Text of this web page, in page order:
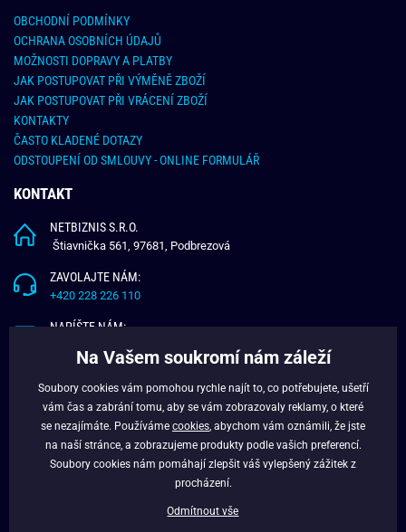
OBCHODNÍ PODMÍNKY
OCHRANA OSOBNÍCH ÚDAJŮ
MOŽNOSTI DOPRAVY A PLATBY
JAK POSTUPOVAT PŘI VÝMĚNĚ ZBOŽÍ
JAK POSTUPOVAT PŘI VRÁCENÍ ZBOŽÍ
KONTAKTY
ČASTO KLADENÉ DOTAZY
ODSTOUPENÍ OD SMLOUVY - ONLINE FORMULÁŘ
KONTAKT
NETBIZNIS S.R.O.
Štiavnička 561, 97681, Podbrezová
ZAVOLAJTE NÁM:
+420 228 226 110
NAPÍŠTE NÁM:
O NÁS
VĚRNOSTNÍ PROGRAM
Na Vašem soukromí nám záleží
Soubory cookies vám pomohou rychle najít to, co potřebujete, ušetří
vám čas a zabrání tomu, aby se vám zobrazovaly reklamy, o které
se nezajímáte. Používáme cookies , abychom vám oznámili, že jste
na naší stránce, a zobrazujeme produkty podle vašich preferencí.
Soubory cookies nám pomáhají zlepšit váš vylepšený zážitek z
procházení.
Odmítnout vše